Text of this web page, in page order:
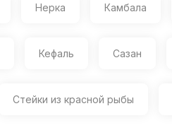
Нерка Камбала
Кефаль Сазан
Стейки из красной рыбы